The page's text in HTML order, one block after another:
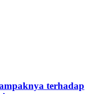
terhadap